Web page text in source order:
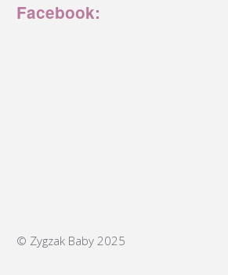
Facebook:
© Zygzak Baby 2025